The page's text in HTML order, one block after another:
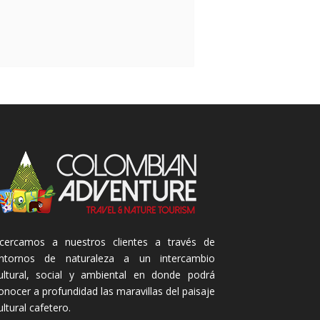
a nuestros clientes a través de
de naturaleza a un intercambio
social y ambiental en donde podrá
a profundidad las maravillas del paisaje
cafetero.